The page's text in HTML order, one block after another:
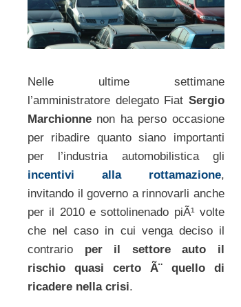
Nelle ultime settimane
l’amministratore delegato Fiat Sergio
Marchionne non ha perso occasione
per ribadire quanto siano importanti
per l’industria automobilistica gli
incentivi alla rottamazione,
invitando il governo a rinnovarli anche
per il 2010 e sottolinenado piÃ¹ volte
che nel caso in cui venga deciso il
contrario per il settore auto il
rischio quasi certo Ã¨ quello di
ricadere nella crisi.